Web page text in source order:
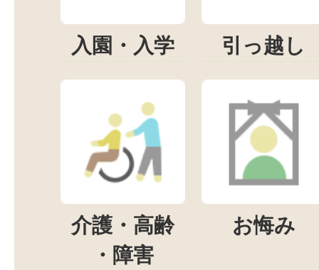
入園・入学 引っ越し
介護・高齢
・障害
お悔み